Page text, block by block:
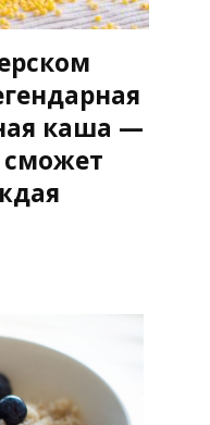
каша —